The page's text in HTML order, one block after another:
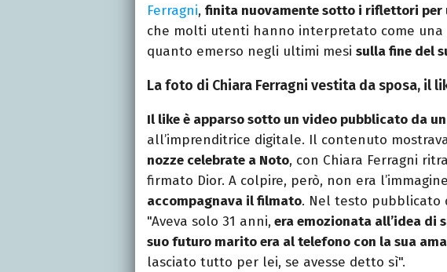
Ferragni, finita nuovamente sotto i riflettori per
che molti utenti hanno interpretato come
quanto emerso negli ultimi mesi sulla fine del
La foto di Chiara Ferragni vestita da sposa, il
Il like è apparso sotto un video pubblicato da
all’imprenditrice digitale. Il contenuto
nozze celebrate a Noto, con Chiara Ferragni
firmato Dior. A colpire, però, non era
accompagnava il filmato. Nel testo pubblicato
"Aveva solo 31 anni, era emozionata all’idea di
suo futuro marito era al telefono con la sua
lasciato tutto per lei, se avesse detto sì".